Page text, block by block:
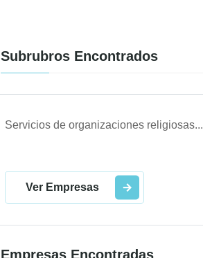
Subrubros Encontrados
Servicios de organizaciones religiosas...
Ver Empresas
Empresas Encontradas